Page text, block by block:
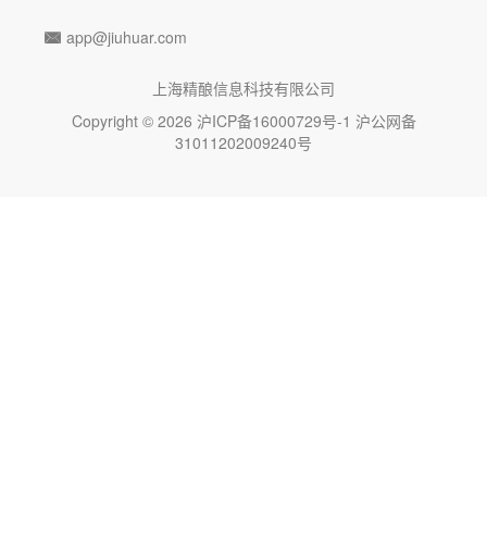
 app@jiuhuar.com
上海精酿信息科技有限公司
Copyright © 2026 沪ICP备16000729号-1 沪公网备
31011202009240号